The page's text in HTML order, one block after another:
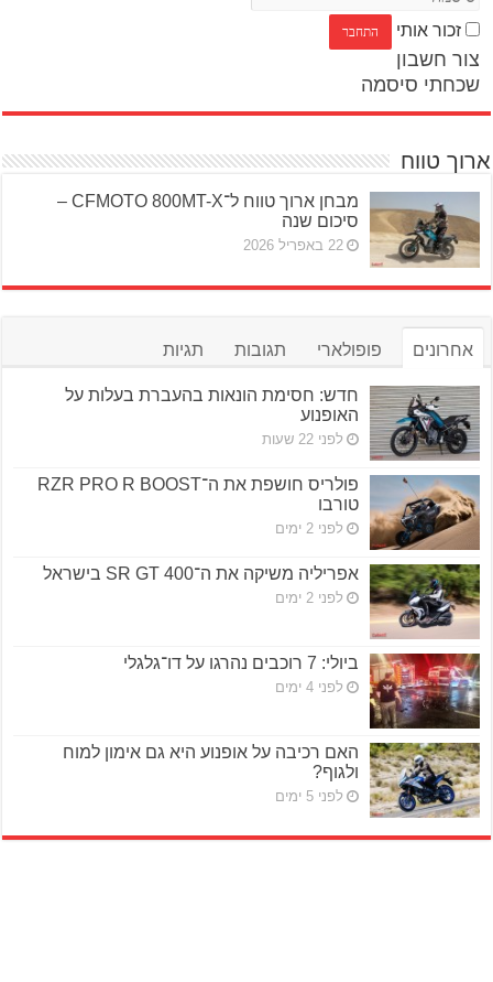
זכור אותי
צור חשבון
שכחתי סיסמה
ארוך טווח
מבחן ארוך טווח ל־CFMOTO 800MT-X –
סיכום שנה
22 באפריל 2026
אחרונים פופולארי תגובות תגיות
חדש: חסימת הונאות בהעברת בעלות על
האופנוע
לפני 22 שעות
פולריס חושפת את ה־RZR PRO R BOOST
טורבו
לפני 2 ימים
אפריליה משיקה את ה־SR GT 400 בישראל
לפני 2 ימים
ביולי: 7 רוכבים נהרגו על דו־גלגלי
לפני 4 ימים
האם רכיבה על אופנוע היא גם אימון למוח
ולגוף?
לפני 5 ימים